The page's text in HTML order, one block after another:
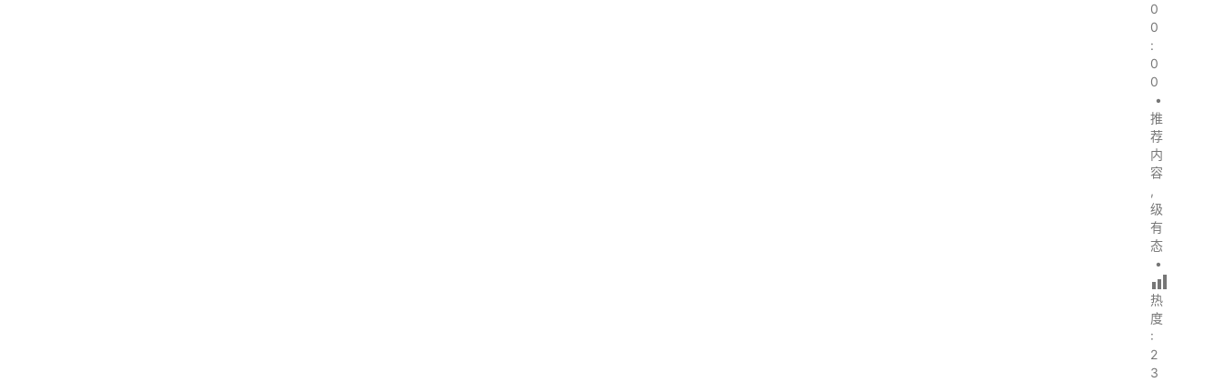
0
0
:
0
0
•
推
荐
内
容
,
级
有
态
•
热
度
:
2
3